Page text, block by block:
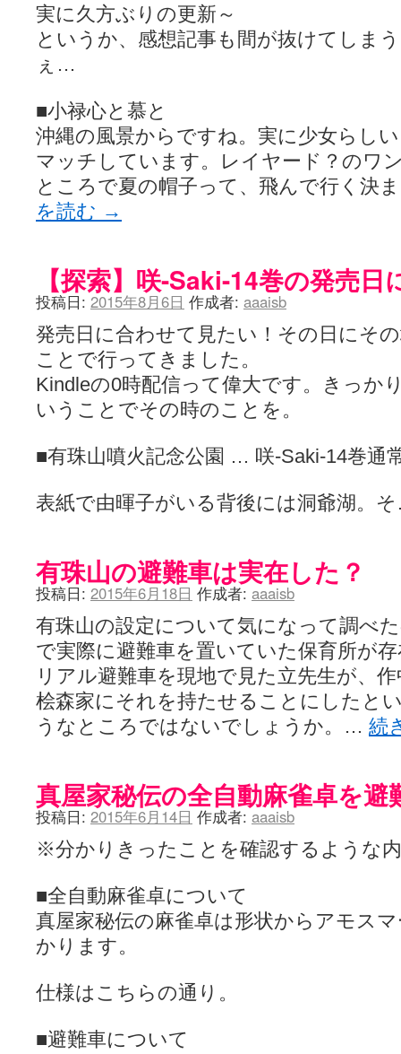
実に久方ぶりの更新～
というか、感想記事も間が抜けてしま
ぇ…
■小禄心と慕と
沖縄の風景からですね。実に少女らし
マッチしています。レイヤード？のワ
ところで夏の帽子って、飛んで行く決
を読む →
【探索】咲-Saki-14巻の発売
投稿日: 2015年8月6日 作成者: aaaisb
発売日に合わせて見たい！その日にそ
ことで行ってきました。
Kindleの0時配信って偉大です。きっか
いうことでその時のことを。
■有珠山噴火記念公園 … 咲-Saki-14巻通
表紙で由暉子がいる背後には洞爺湖。
有珠山の避難車は実在した？
投稿日: 2015年6月18日 作成者: aaaisb
有珠山の設定について気になって調べ
で実際に避難車を置いていた保育所が
リアル避難車を現地で見た立先生が、
桧森家にそれを持たせることにしたと
うなところではないでしょうか。… 続
真屋家秘伝の全自動麻雀卓を避
投稿日: 2015年6月14日 作成者: aaaisb
※分かりきったことを確認するような
■全自動麻雀卓について
真屋家秘伝の麻雀卓は形状からアモス
かります。
仕様はこちらの通り。
■避難車について